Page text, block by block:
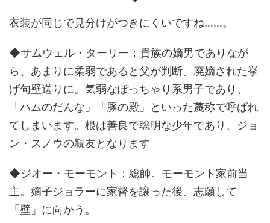
衣装が同じで見分けがつきにくいですね……。
◆サムウェル・ターリー：貴族の嫡男でありなが
ら、あまりに柔弱であると父が判断。廃嫡された挙
げ句壁送りに。気弱なぽっちゃり系男子であり、
「ハムのだんな」「豚の殿」といった蔑称で呼ばれ
てしまいます。根は善良で聡明な少年であり、ジョ
ン・スノウの親友となります
◆ジオー・モーモント：総帥。モーモント家前当
主。嫡子ジョラーに家督を譲った後、志願して
「壁」に向かう。